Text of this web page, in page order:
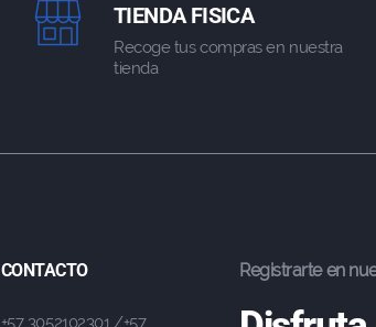
TIENDA FISICA
Recoge tus compras en nuestra
tienda
CONTACTO
+57 3052102301 /+57
Registrarte en